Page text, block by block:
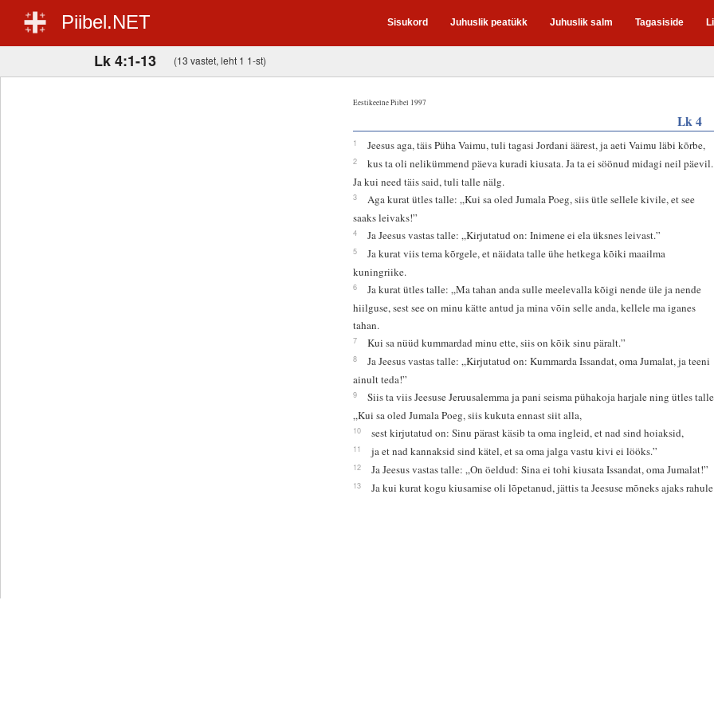
Piibel.NET Sisukord Juhuslik peatükk Juhuslik salm Tagasiside
Lk 4:1-13 (13 vastet, leht 1 1-st)
Eestikeelne Piibel 1997
Lk 4
1 Jeesus aga, täis Püha Vaimu, tuli tagasi Jordani äärest, ja aeti Vaimu läbi kõrbe,
2
kus ta oli nelikümmend päeva kuradi kiusata. Ja ta ei söönud midagi neil päevil.
Ja kui need täis said, tuli talle nälg.
3
Aga kurat ütles talle: „Kui sa oled Jumala Poeg, siis ütle sellele kivile, et see
saaks leivaks!”
4 Ja Jeesus vastas talle: „Kirjutatud on: Inimene ei ela üksnes leivast.”
5
Ja kurat viis tema kõrgele, et näidata talle ühe hetkega kõiki maailma
kuningriike.
6
Ja kurat ütles talle: „Ma tahan anda sulle meelevalla kõigi nende üle ja nende
hiilguse, sest see on minu kätte antud ja mina võin selle anda, kellele ma iganes
tahan.
7 Kui sa nüüd kummardad minu ette, siis on kõik sinu päralt.”
8
Ja Jeesus vastas talle: „Kirjutatud on: Kummarda Issandat, oma Jumalat, ja teeni
ainult teda!”
9
Siis ta viis Jeesuse Jeruusalemma ja pani seisma pühakoja harjale ning ütles
„Kui sa oled Jumala Poeg, siis kukuta ennast siit alla,
10 sest kirjutatud on: Sinu pärast käsib ta oma ingleid, et nad sind hoiaksid,
11 ja et nad kannaksid sind kätel, et sa oma jalga vastu kivi ei lööks.”
12 Ja Jeesus vastas talle: „On öeldud: Sina ei tohi kiusata Issandat, oma Jumalat!”
13 Ja kui kurat kogu kiusamise oli lõpetanud, jättis ta Jeesuse mõneks ajaks rahule.